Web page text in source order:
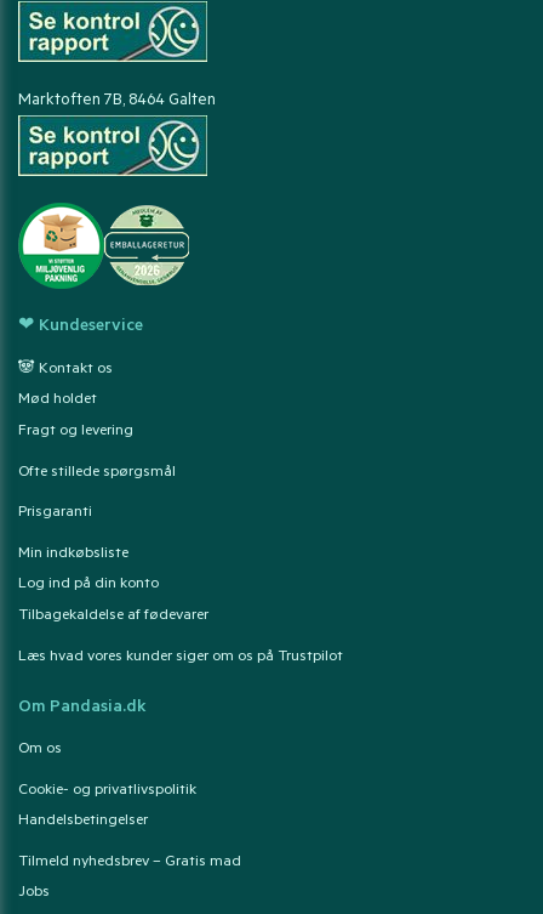
Marktoften 7B, 8464 Galten
❤ Kundeservice
🐼 Kontakt os
Mød holdet
Fragt og levering
Ofte stillede spørgsmål
Prisgaranti
Min indkøbsliste
Log ind på din konto
Tilbagekaldelse af fødevarer
Læs hvad vores kunder siger om os på Trustpilot
Om Pandasia.dk
Om os
Cookie- og privatlivspolitik
Handelsbetingelser
Tilmeld nyhedsbrev – Gratis mad
Jobs